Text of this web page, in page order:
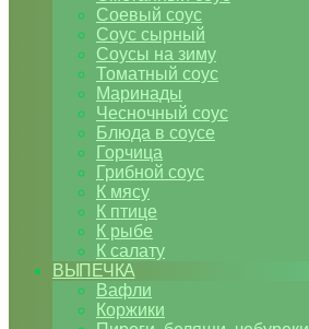
Соевый соус
Соус сырный
Соусы на зиму
Томатный соус
Маринады
Чесночный соус
Блюда в соусе
Горчица
Грибной соус
К мясу
К птице
К рыбе
К салату
ВЫПЕЧКА
Вафли
Коржики